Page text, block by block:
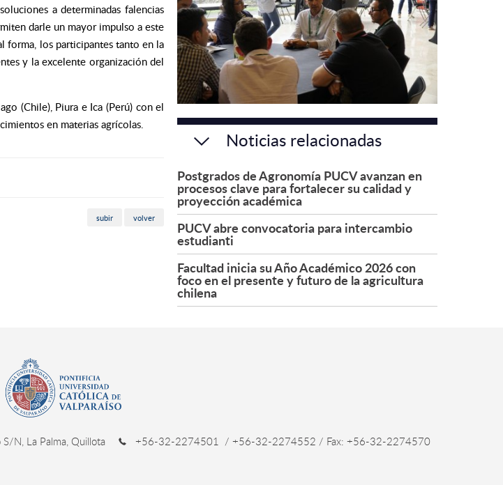
a determinadas falencias
darle un mayor impulso a este
forma, los participantes tanto en la
y la excelente organización del
(Chile), Piura e Ica (Perú) con el
en materias agrícolas.
subir volver
Noticias relacionadas
Postgrados de Agronomía PUCV avanzan en
procesos clave para fortalecer su calidad y
proyección académica
PUCV abre convocatoria para intercambio
estudianti
Facultad inicia su Año Académico 2026 con
foco en el presente y futuro de la agricultura
chilena
N, La Palma, Quillota +56-32-2274501 / +56-32-2274552 / Fax: +56-32-2274570